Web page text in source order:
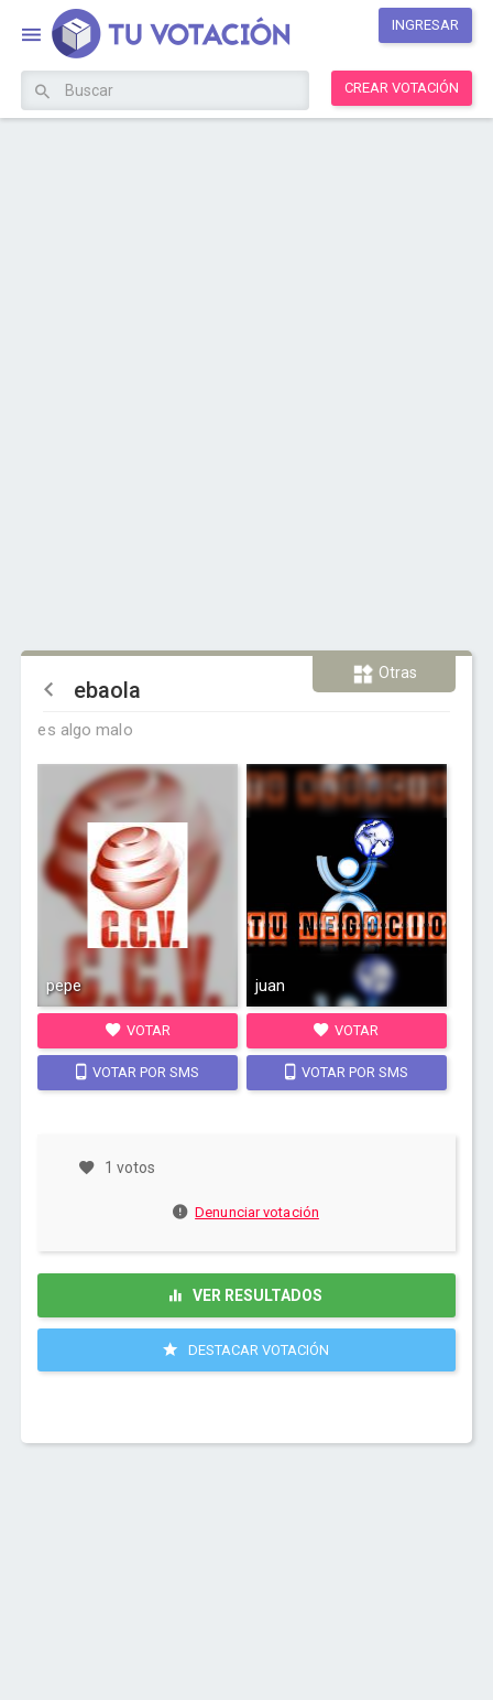
INGRESAR
CREAR VOTACIÓN
Otras
ebaola
es algo malo
pepe
VOTAR
VOTAR POR SMS
juan
VOTAR
VOTAR POR SMS
1 votos
Denunciar votación
VER RESULTADOS
DESTACAR VOTACIÓN